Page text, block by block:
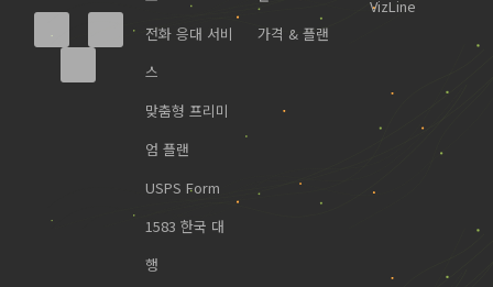
전화 응대 서비
스
맞춤형 프리미
엄 플랜
USPS Form
1583 한국 대
행
가격 & 플랜
VizLine